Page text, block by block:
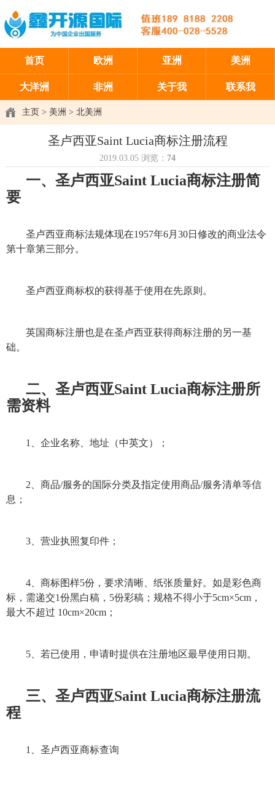
首页 欧洲 亚洲 美洲
大洋洲 非洲 关于我 联系我
主页 > 美洲 > 北美洲
圣卢西亚Saint Lucia商标注册流程
2019.03.05 浏览： 74
一、圣卢西亚Saint Lucia商标注册简
要
圣卢西亚商标法规体现在1957年6月30日修改的商业法令
第十章第三部分。
圣卢西亚商标权的获得基于使用在先原则。
英国商标注册也是在圣卢西亚获得商标注册的另一基
础。
二、圣卢西亚Saint Lucia商标注册所
需资料
1、企业名称、地址（中英文）；
2、商品/服务的国际分类及指定使用商品/服务清单等信
息；
3、营业执照复印件；
4、 商标图样5份，要求清晰、纸张质量好。如是彩色商
标 ，需递交1份黑白稿，5份彩稿；规格不得小于5cm×5cm，
最大不超过 10cm×20cm；
5、若已使用，申请时提供在注册地区最早使用日期。
三、圣卢西亚Saint Lucia商标注册流
程
1、圣卢西亚商标查询